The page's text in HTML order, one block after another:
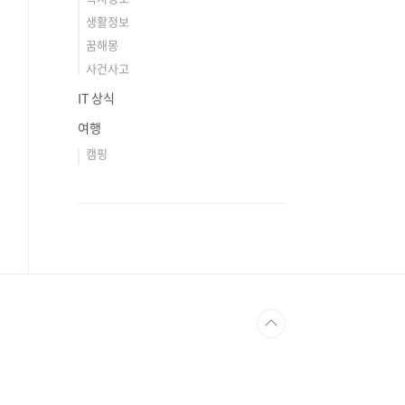
생활정보
꿈해몽
사건사고
IT 상식
여행
캠핑